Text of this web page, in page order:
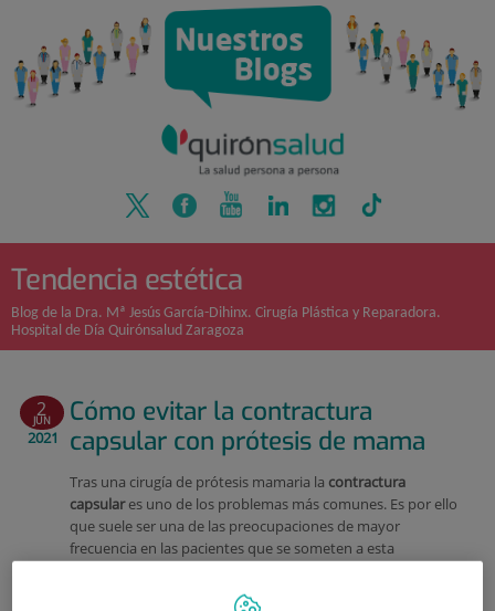
Tendencia estética
Blog de la Dra. Mª Jesús García-Dihinx. Cirugía Plástica y Reparadora.
Hospital de Día Quirónsalud Zaragoza
2
JUN
2021
Cómo evitar la contractura
capsular con prótesis de mama
Tras una cirugía de prótesis mamaria la contractura
capsulares uno de los problemas más comunes. Es por ello
que suele ser una de las preocupaciones de mayor
frecuencia en las pacientes que se someten a esta
En Quirónsalud además de brindar una gran diversidad de